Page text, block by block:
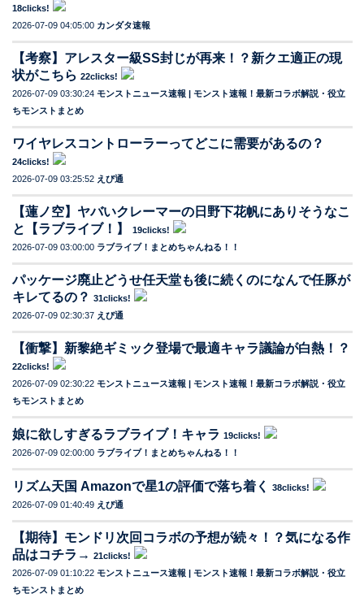
18clicks!
2026-07-09 04:05:00 カンダタ速報
【考察】アレスター級SS封じが再来！？新クエ適正の現
状がこちら 22clicks!
2026-07-09 03:30:24 モンストニュース速報 | モンスト速報！最新コラボ解説・役立
ちモンストまとめ
ワイヤレスコントローラーってどこに需要があるの？
24clicks!
2026-07-09 03:25:52 えび通
【蓮ノ空】ヤバいクレーマーの日野下花帆にありそうなこ
と【ラブライブ！】
19clicks!
2026-07-09 03:00:00 ラブライブ！まとめちゃんねる！！
パッケージ廃止どうせ任天堂も後に続くのになんで任豚が
キレてるの？ 31clicks!
2026-07-09 02:30:37 えび通
【衝撃】新黎絶ギミック登場で最適キャラ議論が白熱！？
22clicks!
2026-07-09 02:30:22 モンストニュース速報 | モンスト速報！最新コラボ解説・役立
ちモンストまとめ
娘に欲しすぎるラブライブ！キャラ 19clicks!
2026-07-09 02:00:00 ラブライブ！まとめちゃんねる！！
リズム天国 Amazonで星1の評価で落ち着く
38clicks!
2026-07-09 01:40:49 えび通
【期待】モンドリ次回コラボの予想が続々！？気になる作
品はコチラ→ 21clicks!
2026-07-09 01:10:22 モンストニュース速報 | モンスト速報！最新コラボ解説・役立
ちモンストまとめ